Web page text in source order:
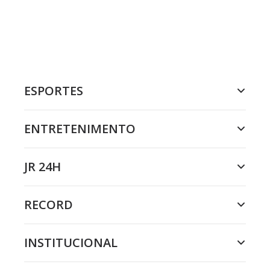
ESPORTES
ENTRETENIMENTO
JR 24H
RECORD
INSTITUCIONAL